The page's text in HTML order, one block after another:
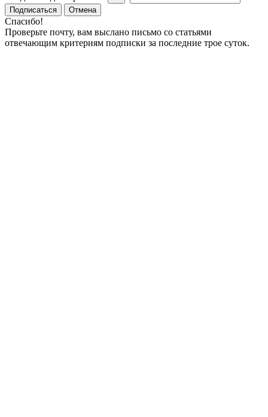
Подписаться
Отмена
Спасибо!
Проверьте почту, вам выслано письмо со статьями
отвечающим критериям подписки за последние трое суток.